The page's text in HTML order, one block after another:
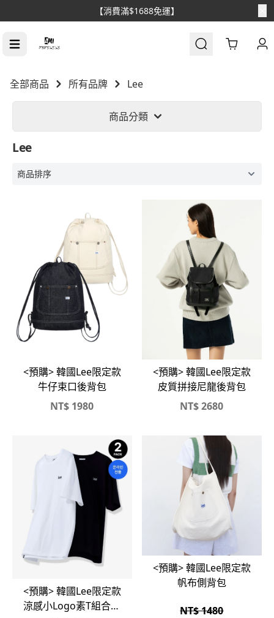
【消費滿$1688免運】
Cart
全部商品 所有品牌 Lee
商品分類
Lee
<預購> 韓國Lee限定款
牛仔束口後背包
NT$ 1980
<預購> 韓國Lee限定款
皮質拼接尼龍後背包
NT$2680
<預購> 韓國Lee限定款
涼感小Logo素T組合包
<預購> 韓國Lee限定款
帆布側背包
NT$ 1480